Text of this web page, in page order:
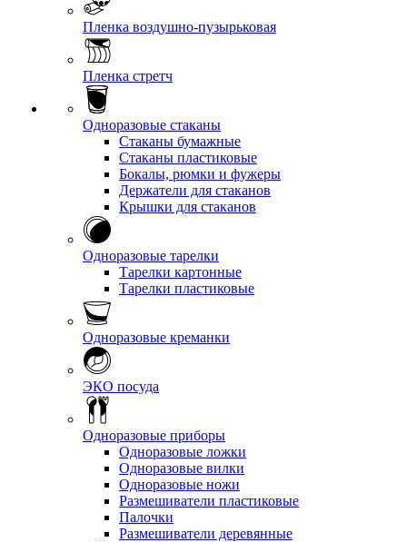
Пленка воздушно-пузырьковая
Пленка стретч
Одноразовые стаканы
Стаканы бумажные
Стаканы пластиковые
Бокалы, рюмки и фужеры
Держатели для стаканов
Крышки для стаканов
Одноразовые тарелки
Тарелки картонные
Тарелки пластиковые
Одноразовые креманки
ЭКО посуда
Одноразовые приборы
Одноразовые ложки
Одноразовые вилки
Одноразовые ножи
Размешиватели пластиковые
Палочки
Размешиватели деревянные